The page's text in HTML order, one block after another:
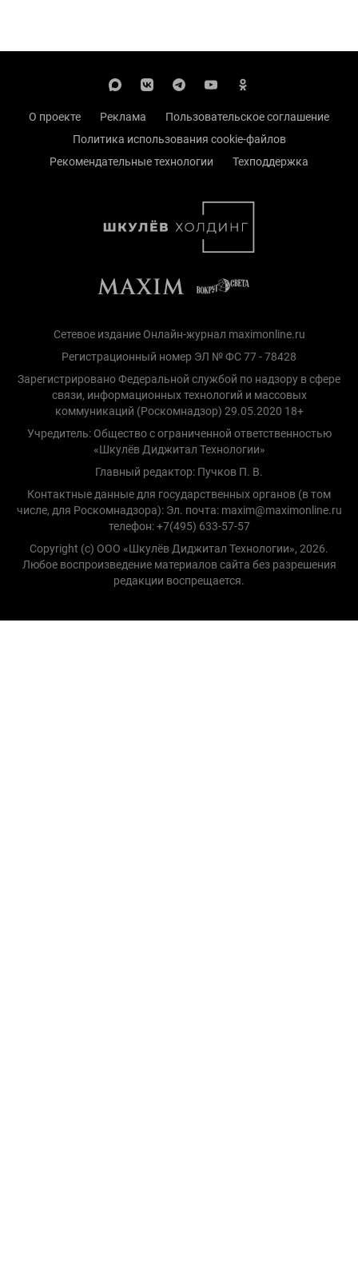
О проекте Реклама
Пользовательское соглашение
Политика использования cookie-файлов
Рекомендательные технологии
Техподдержка
Сетевое издание Онлайн-журнал maximonline.ru
Регистрационный номер ЭЛ № ФС 77 - 78428
Зарегистрировано Федеральной службой по надзору в сфере
связи, информационных технологий и массовых
коммуникаций (Роскомнадзор) 29.05.2020 18+
Учредитель: Общество с ограниченной ответственностью
«Шкулёв Диджитал Технологии»
Главный редактор: Пучков П. В.
Контактные данные для государственных органов (в том
числе, для Роскомнадзора): Эл. почта: maxim@maximonline.ru
телефон: +7(495) 633-57-57
Copyright (с) ООО «Шкулёв Диджитал Технологии», 2026.
Любое воспроизведение материалов сайта без разрешения
редакции воспрещается.